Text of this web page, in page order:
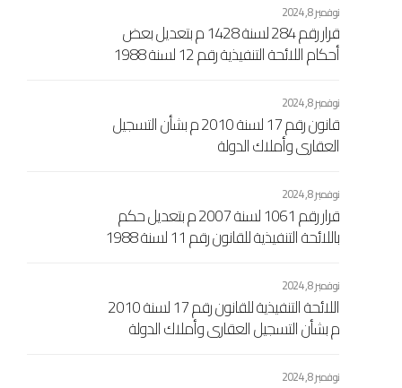
نوفمبر 8, 2024
قرار رقم 284 لسنة 1428 م بتعديل بعض
أحكام اللائحة التنفيذية رقم 12 لسنة 1988
لسنة 1989 إفرنجي اللجنة الشعبية العامة
نوفمبر 8, 2024
قانون رقم 17 لسنة 2010 م بشأن التسجيل
العقاري وأملاك الدولة
نوفمبر 8, 2024
قرار رقم 1061 لسنة 2007 م بتعديل حكم
باللائحة التنفيذية للقانون رقم 11 لسنة 1988
مسيحي بشأن السجل العقاري الاشتراكي
مسيحي
نوفمبر 8, 2024
اللائحة التنفيذية للقانون رقم 17 لسنة 2010
م بشأن التسجيل العقاري وأملاك الدولة
المرفقة بالقرار اللجنة الشعبية العامة رقم
433 لسنة 2010 م
نوفمبر 8, 2024